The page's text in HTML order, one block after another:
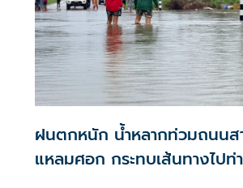
ฝนตกหนัก น้ำหลากท่วมถนนส
แหลมศอก กระทบเส้นทางไปท่า